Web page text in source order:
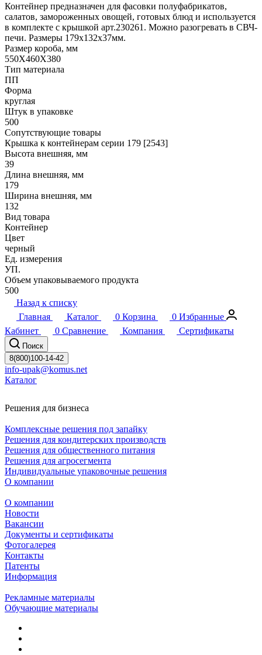
Контейнер предназначен для фасовки полуфабрикатов,
салатов, замороженных овощей, готовых блюд и используется
в комплекте с крышкой арт.230261. Можно разогревать в СВЧ-
печи. Размеры 179х132х37мм.
Размер короба, мм
550X460X380
Тип материала
ПП
Форма
круглая
Штук в упаковке
500
Сопутствующие товары
Крышка к контейнерам серии 179 [2543]
Высота внешняя, мм
39
Длина внешняя, мм
179
Ширина внешняя, мм
132
Вид товара
Контейнер
Цвет
черный
Ед. измерения
УП.
Объем упаковываемого продукта
500
Назад к списку
Главная
Каталог 0 Корзина 0 Избранные
Кабинет
0 Сравнение Компания Сертификаты
Поиск
8(800)100-14-42
info-upak@komus.net
Каталог
Решения для бизнеса
Комплексные решения под запайку
Решения для кондитерских производств
Решения для общественного питания
Решения для агросегмента
Индивидуальные упаковочные решения
О компании
О компании
Новости
Вакансии
Документы и сертификаты
Фотогалерея
Контакты
Патенты
Информация
Рекламные материалы
Обучающие материалы